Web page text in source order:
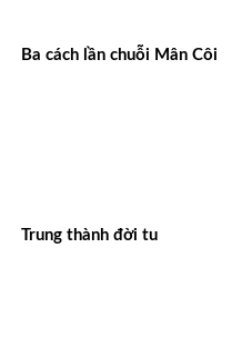
Ba cách lần chuỗi Mân Côi
Trung thành đời tu